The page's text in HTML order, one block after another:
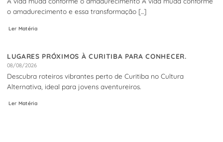
o amadurecimento e essa transformação [...]
Ler Matéria
LUGARES PRÓXIMOS À CURITIBA PARA CONHECER.
08/08/2026
Descubra roteiros vibrantes perto de Curitiba no Cultura
Alternativa, ideal para jovens aventureiros.
Ler Matéria